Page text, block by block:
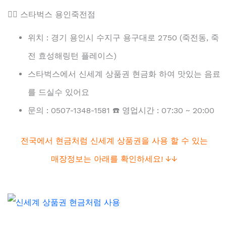
👉🏻 스타벅스 용인죽전점
위치 : 경기 용인시 수지구 용구대로 2750 (죽전동, 죽
전 효성해링턴 플레이스)
스타벅스에서 신세계 상품권 현금화 하여 맛있는 음료
를 드실수 있어요
문의 : 0507-1348-1581 ☎️ 영업시간 : 07:30 ~ 20:00
전국에서 현금처럼 신세계 상품권을 사용 할 수 있는
매장정보는 아래를 확인하세요! ↓↓